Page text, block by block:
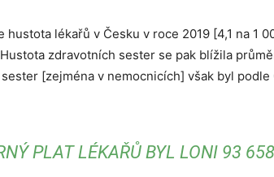
hustota lékařů v Česku v roce 2019 [4,1 na 1
zdravotních sester se pak blížila
[zejména v nemocnicích] však byl
PLAT LÉKAŘŮ BYL LONI 93